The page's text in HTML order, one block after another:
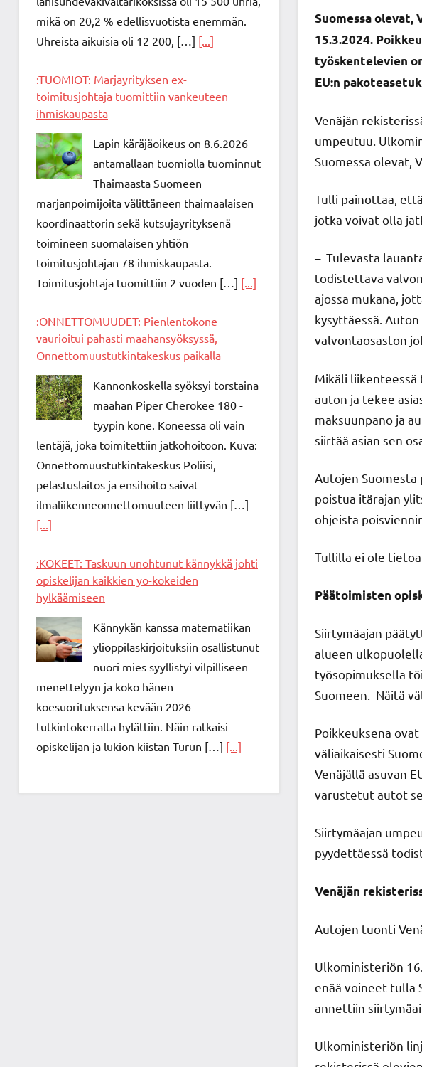
Suomessa
15.3.2024.
työskentelevien
EU:n
Venäjän
umpeutuu.
Suomessa olevat,
Tulli painottaa,
jotka voivat olla
– Tulevasta
todistettava
ajossa mukana,
kysyttäessä.
valvontaosaston
Mikäli liikenteessä
auton ja tekee
maksuunpano ja
siirtää asian sen
Autojen
poistua itärajan
ohjeista
Tullilla ei ole
Päätoimisten
Siirtymäajan
alueen
työsopimuksella
Suomeen. Näitä
Poikkeuksena
väliaikaisesti
Venäjällä asuvan
varustetut autot
Siirtymäajan
pyydettäessä
Venäjän
Autojen tuonti
Ulkoministeriön
enää voineet tulla
annettiin
Ulkoministeriön
mikä on 20,2 % edellisvuotista enemmän.
Uhreista aikuisia oli 12 200, […] [...]
:TUOMIOT: Marjayrityksen ex-
toimitusjohtaja tuomittiin vankeuteen
ihmiskaupasta
Lapin käräjäoikeus on 8.6.2026
antamallaan tuomiolla tuominnut
Thaimaasta Suomeen
marjanpoimijoita välittäneen thaimaalaisen
koordinaattorin sekä kutsujayrityksenä
toimineen suomalaisen yhtiön
toimitusjohtajan 78 ihmiskaupasta.
Toimitusjohtaja tuomittiin 2 vuoden […] [...]
:ONNETTOMUUDET: Pienlentokone
vaurioitui pahasti maahansyöksyssä,
Onnettomuustutkintakeskus paikalla
Kannonkoskella syöksyi torstaina
maahan Piper Cherokee 180 -
tyypin kone. Koneessa oli vain
lentäjä, joka toimitettiin jatkohoitoon. Kuva:
Onnettomuustutkintakeskus Poliisi,
pelastuslaitos ja ensihoito saivat
ilmaliikenneonnettomuuteen liittyvän […]
[...]
:KOKEET: Taskuun unohtunut kännykkä johti
opiskelijan kaikkien yo-kokeiden
hylkäämiseen
Kännykän kanssa matematiikan
ylioppilaskirjoituksiin osallistunut
nuori mies syyllistyi vilpilliseen
menettelyyn ja koko hänen
koesuorituksensa kevään 2026
tutkintokerralta hylättiin. Näin ratkaisi
opiskelijan ja lukion kiistan Turun […] [...]